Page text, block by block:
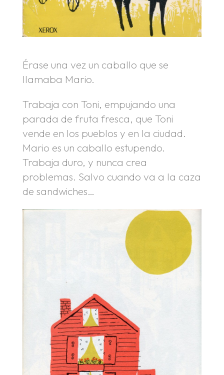
Érase una vez un caballo que se
llamaba Mario.
Trabaja con Toni, empujando una
parada de fruta fresca, que Toni
vende en los pueblos y en la ciudad.
Mario es un caballo estupendo.
Trabaja duro, y nunca crea
problemas. Salvo cuando va a la caza
de sandwiches…